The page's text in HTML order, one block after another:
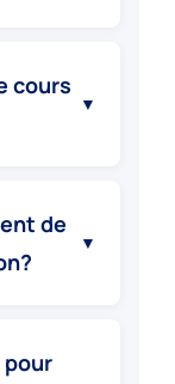
cours
▼
de
▼
pour